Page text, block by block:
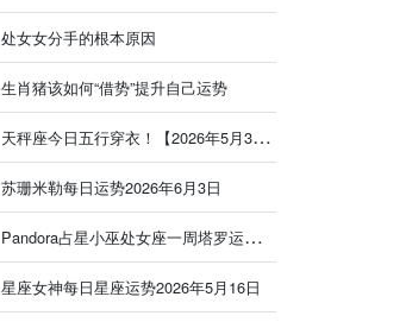
处女女分手的根本原因
生肖猪该如何“借势”提升自己运势
天秤座今日五行穿衣！【2026年5月30日】
苏珊米勒每日运势2026年6月3日
Pandora占星小巫处女座一周塔罗运势（6.8-6.14）
星座女神每日星座运势2026年5月16日